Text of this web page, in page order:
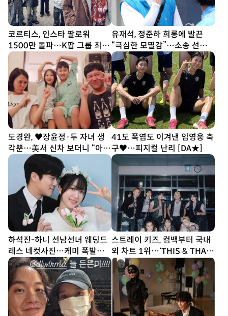
코르티스, 인스타 팔로워
1500만 돌파…K팝 그룹 최단
기간
유재석, 정준하 희롱에 발끈
“극심한 모멸감”…소송 선언
(놀뭐)
도경완, ♥장윤정·두 자녀 생
각뿐…美서 신차 보더니 “아빠
열심히 할게” [SD톡톡]
41도 폭염도 이겨낸 임영웅 축
구♥…피지컬 난리 [DA★]
하석진-하니 선남선녀 웨딩드
레스 네컷사진…케미 폭발
[DA★]
스트레이 키즈, 컴백부터 국내
외 차트 1위…‘THIS & THAT’
흥행 시동